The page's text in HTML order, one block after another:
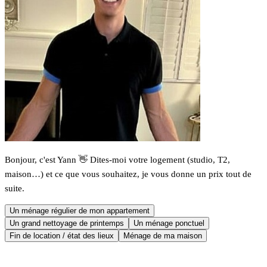
Bonjour, c'est Yann 👋 Dites-moi votre logement (studio, T2,
maison…) et ce que vous souhaitez, je vous donne un prix tout de
suite.
Un ménage régulier de mon appartement
Un grand nettoyage de printemps
Un ménage ponctuel
Fin de location / état des lieux
Ménage de ma maison